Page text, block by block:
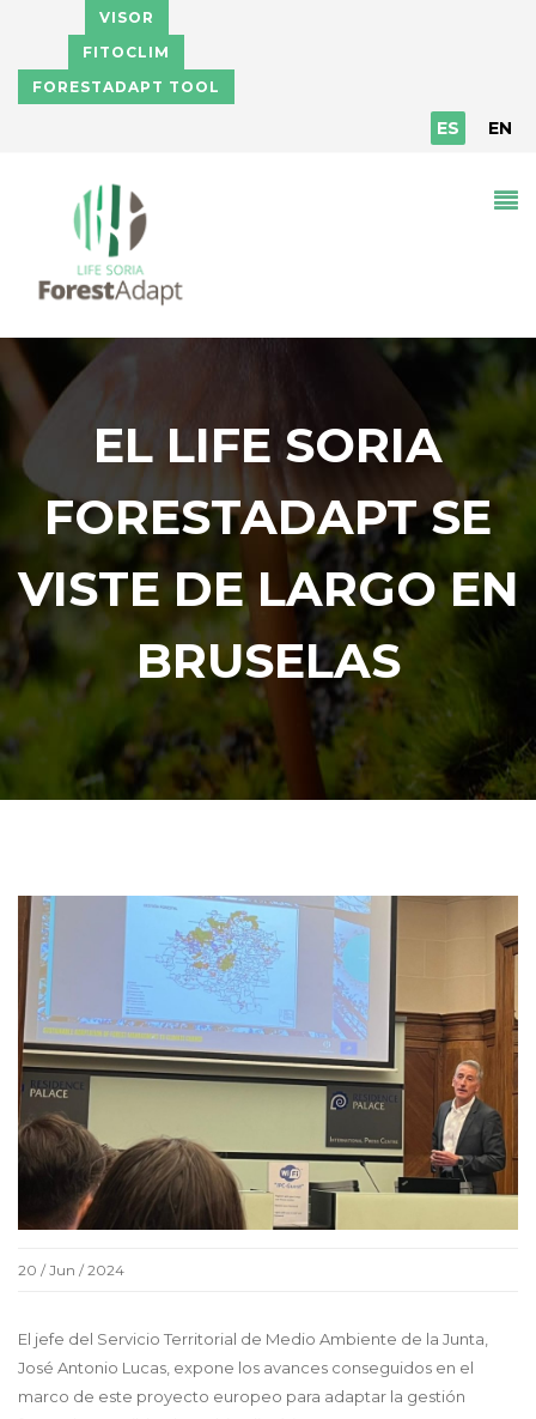
Pasar al contenido principal
VISOR
FITOCLIM
FORESTADAPT TOOL
ES EN
EL LIFE SORIA
FORESTADAPT SE
VISTE DE LARGO EN
BRUSELAS
20 / Jun / 2024
El jefe del Servicio Territorial de Medio Ambiente de la Junta,
José Antonio Lucas, expone los avances conseguidos en el
marco de este proyecto europeo para adaptar la gestión